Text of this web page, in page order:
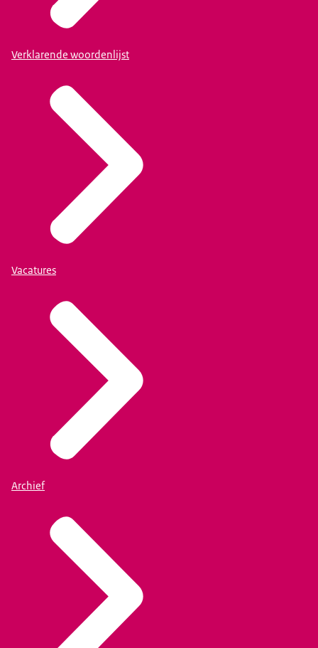
Verklarende woordenlijst
Vacatures
Archief